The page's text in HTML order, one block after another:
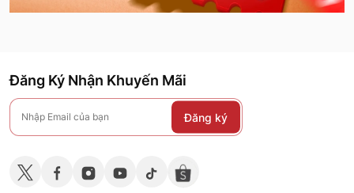
Đăng Ký Nhận Khuyến Mãi
Đăng ký